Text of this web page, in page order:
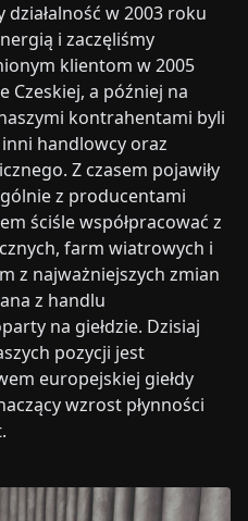
w 2003 roku
i zaczęliśmy
klientom w 2005
Czeskiej, a później na
kontrahentami byli
handlowcy oraz
Z czasem pojawiły
z producentami
ściśle współpracować z
farm wiatrowych i
z najważniejszych zmian
z handlu
na giełdzie. Dzisiaj
pozycji jest
europejskiej giełdy
wzrost płynności